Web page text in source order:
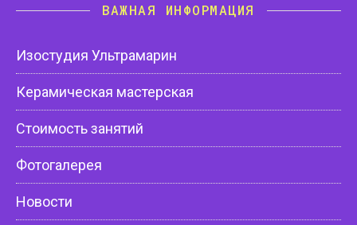
ВАЖНАЯ ИНФОРМАЦИЯ
Изостудия Ультрамарин
Керамическая мастерская
Стоимость занятий
Фотогалерея
Новости